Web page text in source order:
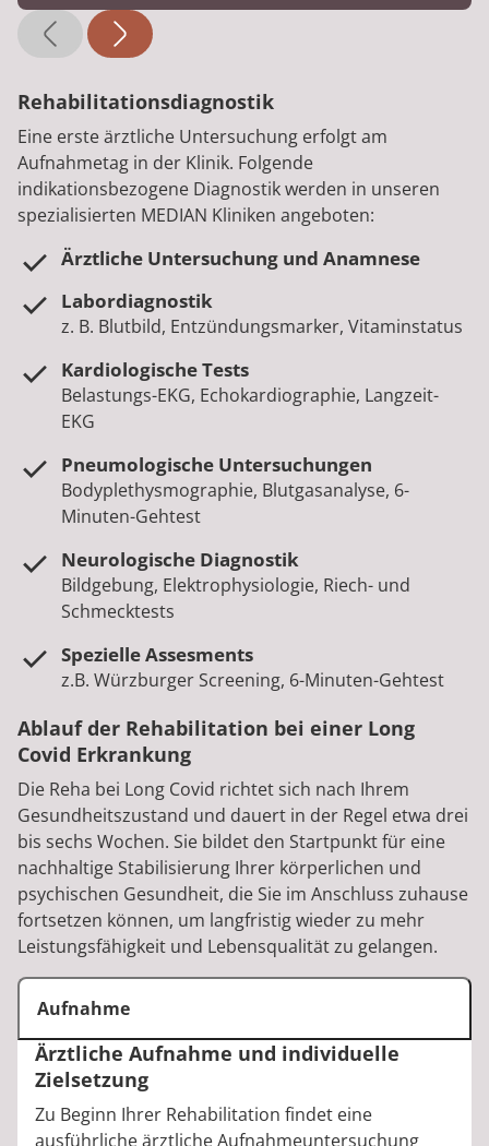
Rehabilitationsdiagnostik
Eine erste ärztliche Untersuchung erfolgt am
Aufnahmetag in der Klinik. Folgende
indikationsbezogene Diagnostik werden in unseren
spezialisierten MEDIAN Kliniken angeboten:
Ärztliche Untersuchung und Anamnese
Labordiagnostik
z. B. Blutbild, Entzündungsmarker, Vitaminstatus
Kardiologische Tests
Belastungs-EKG, Echokardiographie, Langzeit-
EKG
Pneumologische Untersuchungen
Bodyplethysmographie, Blutgasanalyse, 6-
Minuten-Gehtest
Neurologische Diagnostik
Bildgebung, Elektrophysiologie, Riech- und
Schmecktests
Spezielle Assesments
z.B. Würzburger Screening, 6-Minuten-Gehtest
Ablauf der Rehabilitation bei einer Long
Covid Erkrankung
Die Reha bei Long Covid richtet sich nach Ihrem
Gesundheitszustand und dauert in der Regel etwa drei
bis sechs Wochen. Sie bildet den Startpunkt für eine
nachhaltige Stabilisierung Ihrer körperlichen und
psychischen Gesundheit, die Sie im Anschluss zuhause
fortsetzen können, um langfristig wieder zu mehr
Leistungsfähigkeit und Lebensqualität zu gelangen.
Aufnahme
Ärztliche Aufnahme und individuelle
Zielsetzung
Zu Beginn Ihrer Rehabilitation findet eine
ausführliche ärztliche Aufnahmeuntersuchung